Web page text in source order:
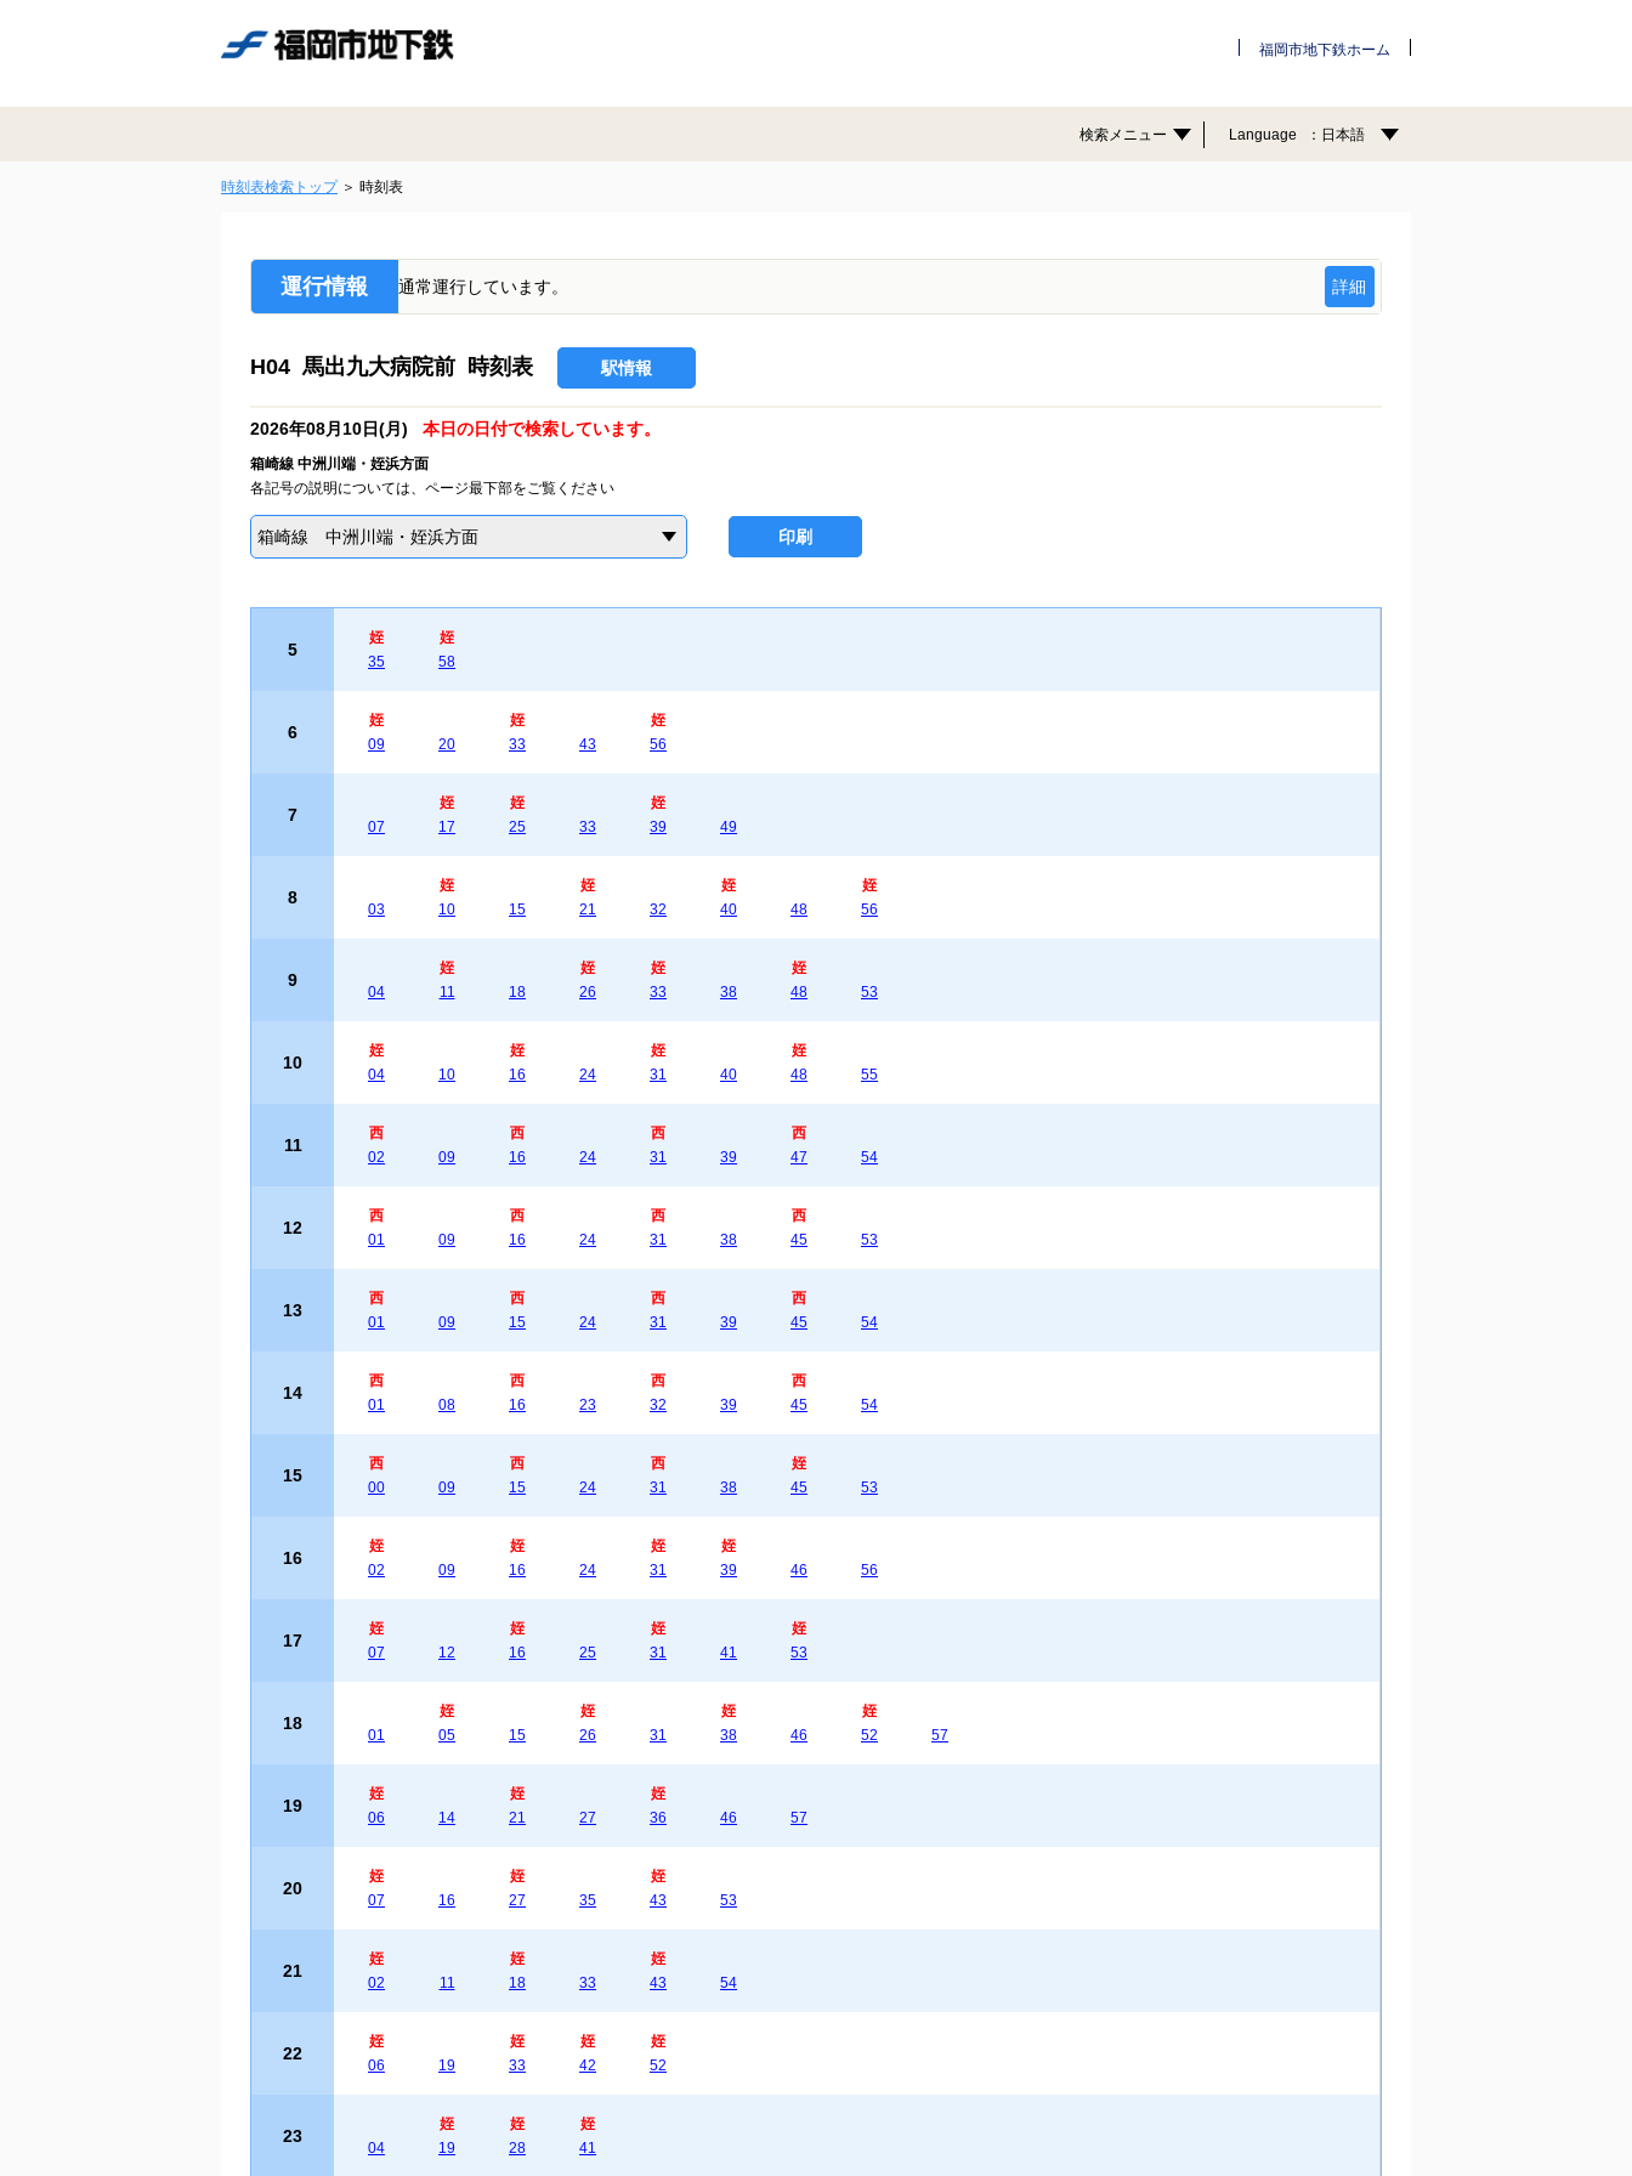
福岡市地下鉄ホーム
検索メニュー Language 日本語
時刻表検索トップ 時刻表
運行情報 通常運行しています。 詳細
H04 馬出九大病院前 時刻表 駅情報
2026年08月10日(月) 本日の日付で検索しています。
箱崎線 中洲川端・姪浜方面
各記号の説明については、ページ最下部をご覧ください
箱崎線 中洲川端・姪浜方面 印刷
5
姪
35
姪
58
6
姪
09
20
姪
33
43
姪
56
7
07
姪
17
姪
25
33
姪
39
49
8
03
姪
10
15
姪
21
32
姪
40
48
姪
56
9
04
姪
11
18
姪
26
姪
33
38
姪
48
53
10
姪
04
10
姪
16
24
姪
31
40
姪
48
55
11
西
02
09
西
16
24
西
31
39
西
47
54
12
西
01
09
西
16
24
西
31
38
西
45
53
13
西
01
09
西
15
24
西
31
39
西
45
54
14
西
01
08
西
16
23
西
32
39
西
45
54
15
西
00
09
西
15
24
西
31
38
姪
45
53
16
姪
02
09
姪
16
24
姪
31
姪
39
46 56
17
姪
07
12
姪
16
25
姪
31
41
姪
53
18
01
姪
05
15
姪
26
31
姪
38
46
姪
52
57
19
姪
06
14
姪
21
27
姪
36
46 57
20
姪
07
16
姪
27
35
姪
43
53
21
姪
02
11
姪
18
33
姪
43
54
22
姪
06
19
姪
33
姪
42
姪
52
23
04
姪
19
姪
28
姪
41